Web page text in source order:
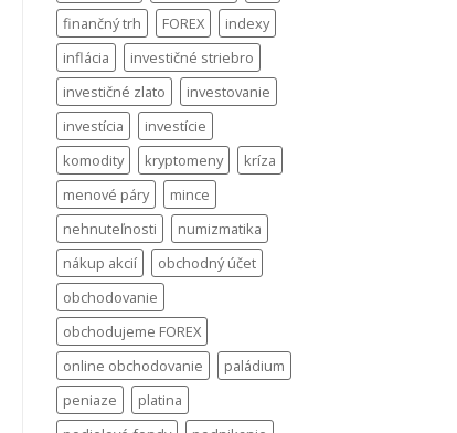
finančný trh
FOREX
indexy
inflácia
investičné striebro
investičné zlato
investovanie
investícia
investície
komodity
kryptomeny
kríza
menové páry
mince
nehnuteľnosti
numizmatika
nákup akcií
obchodný účet
obchodovanie
obchodujeme FOREX
online obchodovanie
paládium
peniaze
platina